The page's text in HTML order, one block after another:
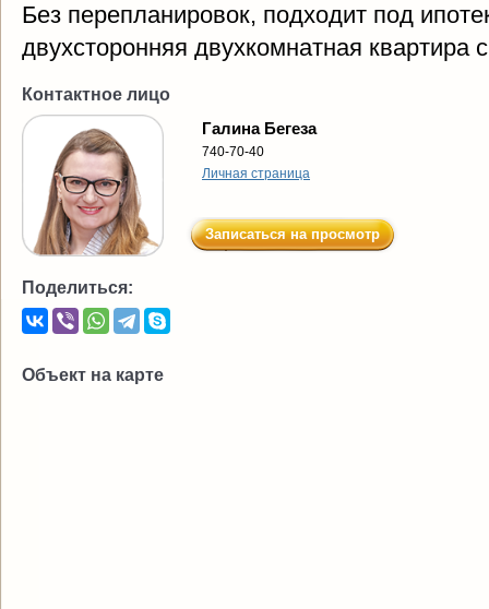
Без перепланировок, подходит под
двухсторонняя двухкомнатная квартира
Контактное лицо
Галина Бегеза
740-70-40
Личная страница
Записаться на просмотр
Поделиться:
Объект на карте